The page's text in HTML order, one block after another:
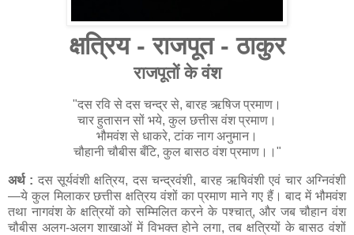
क्षत्रिय - राजपूत - ठाकुर
राजपूतों के वंश
"दस रवि से दस चन्द्र से, बारह ऋषिज प्रमाण।
चार हुतासन सों भये, कुल छत्तीस वंश प्रमाण।
भौमवंश से धाकरे, टांक नाग अनुमान।
चौहानी चौबीस बँटि, कुल बासठ वंश प्रमाण।।"
अर्थ : दस सूर्यवंशी क्षत्रिय, दस चन्द्रवंशी, बारह ऋषिवंशी एवं चार अग्निवंशी
—ये कुल मिलाकर छत्तीस क्षत्रिय वंशों का प्रमाण माने गए हैं। बाद में भौमवंश
तथा नागवंश के क्षत्रियों को सम्मिलित करने के पश्चात्, और जब चौहान वंश
चौबीस अलग-अलग शाखाओं में विभक्त होने लगा, तब क्षत्रियों के बासठ वंशों